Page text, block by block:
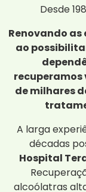
Desde
Renovando as
ao
recuperamos
de milhares
A larga
décadas
Hospital
alcoólatras